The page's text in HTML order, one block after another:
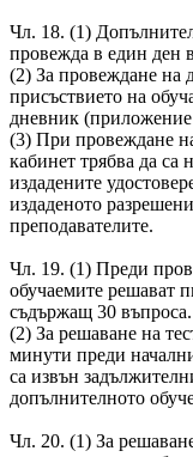
Чл. 18. (1)
провежда в един ден
(2) За провеждане на
присъствието на
дневник
(3) При провеждане
кабинет трябва да са
издадените
издаденото
преподавателите.
Чл. 19. (1) Преди
обучаемите решават
съдържащ 30 въпроса.
(2) За решаване на
минути преди
са извън
допълнителното
Чл. 20. (1) За